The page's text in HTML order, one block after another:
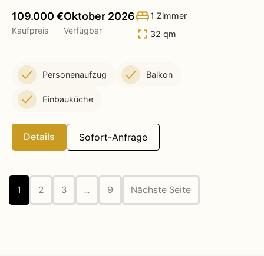
109.000 €
Kaufpreis
Oktober 2026
Verfügbar
1 Zimmer
32 qm
Personenaufzug Balkon
Einbauküche
Details Sofort-Anfrage
1 2 3 … 9 Nächste Seite